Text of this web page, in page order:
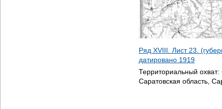
Ряд XVIII. Лист 23.
датировано 1919
Территориальный охват:
Саратовская область,